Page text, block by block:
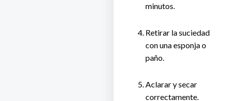
minutos.
Retirar la suciedad
con una esponja o
paño.
Aclarar y secar
correctamente.